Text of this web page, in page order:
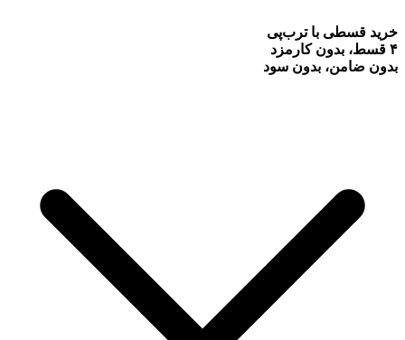
خرید قسطی با ترب‌پی
۴ قسط، بدون کارمزد
بدون ضامن، بدون سود